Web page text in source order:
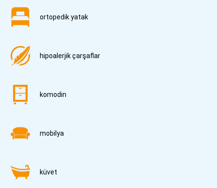
ortopedik yatak
hipoalerjik çarşaflar
komodin
mobilya
küvet